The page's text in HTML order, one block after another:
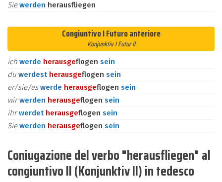
Siewerden herausfliegen
Congiuntivo I Futuro anteriore
Konjunktiv I Futur II
ich werde herausgeflogen sein
du werdest herausgeflogen sein
er/sie/eswerde herausgeflogen sein
wirwerden herausgeflogen sein
ihrwerdet herausgeflogen sein
Siewerden herausgeflogen sein
Coniugazione del verbo "herausfliegen" al
congiuntivo II (Konjunktiv II) in tedesco